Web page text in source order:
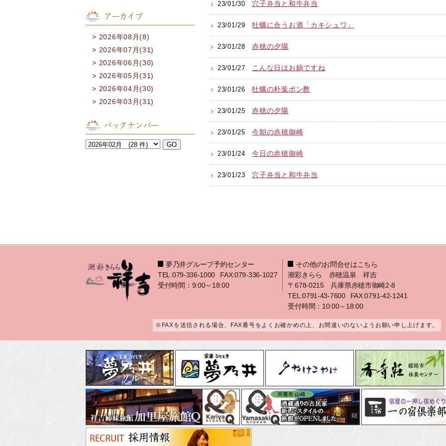
23/01/30 穴子弁当と和牛弁当
23/01/29牡蠣に合うお酒「カキシュワ」
23/01/28赤穂の夕陽
23/01/27 こんな日はお鍋ですね
23/01/26牡蠣の朴葉ポン酢
23/01/25赤穂の夕陽
23/01/25今朝の赤穂御崎
23/01/24今日の赤穂御崎
23/01/23 穴子弁当と和牛弁当
アーカイブ
2026年08月(8)
2026年07月(31)
2026年06月(30)
2026年05月(31)
2026年04月(30)
2026年03月(31)
バックナンバー
夢乃井グループ予約センター
TEL:079-336-1000
FAX:079-336-1027
受付時間：9:00～18:00
その他のお問合せはこちら
潮彩きらら 赤穂温泉 祥吉
〒678-0215 兵庫県赤穂市御崎2-8
TEL:0791-43-7600
FAX:0791-42-1241
受付時間：10:00～18:00
※FAXを送信される場合、FAX番号をよくお確かめの上、お間違いのないようお願い申し上げます。